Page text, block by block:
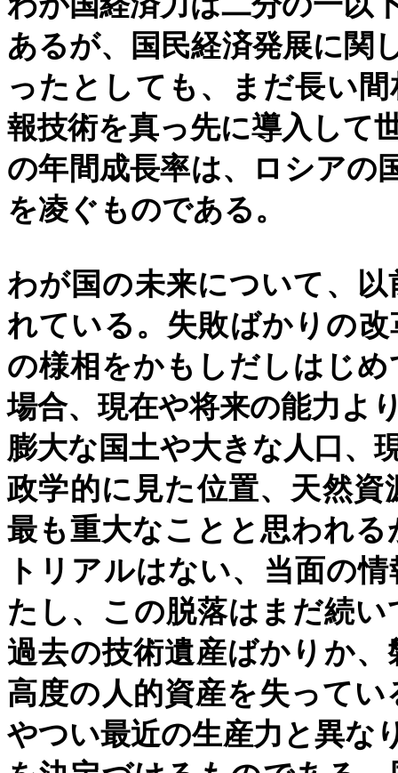
あるが、国民経済発展に関
ったとしても、まだ長い
報技術を真っ先に導入して
の年間成長率は、ロシアの
を凌ぐものである。
わが国の未来について、
れている。失敗ばかりの改
の様相をかもしだしはじ
場合、現在や将来の能力よ
膨大な国土や大きな人口、
政学的に見た位置、天然
最も重大なことと思われ
トリアルはない、当面の
たし、この脱落はまだ続
過去の技術遺産ばかりか
高度の人的資産を失って
やつい最近の生産力と異な